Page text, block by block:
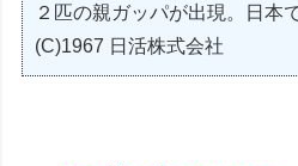
２匹の親ガッパが出現。日本
(C)1967 日活株式会社